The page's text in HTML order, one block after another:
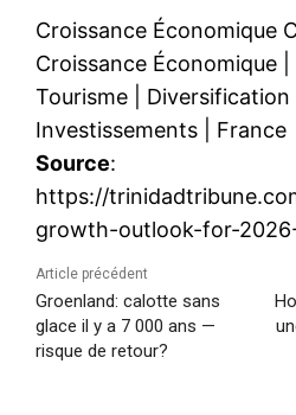
Croissance Économique
Croissance Économique
Tourisme
Diversification
Investissements
France
Source:
https://
growth-outlook-for-
Article précédent
Groenland: calotte sans
glace il y a 7 000 ans —
risque de retour?